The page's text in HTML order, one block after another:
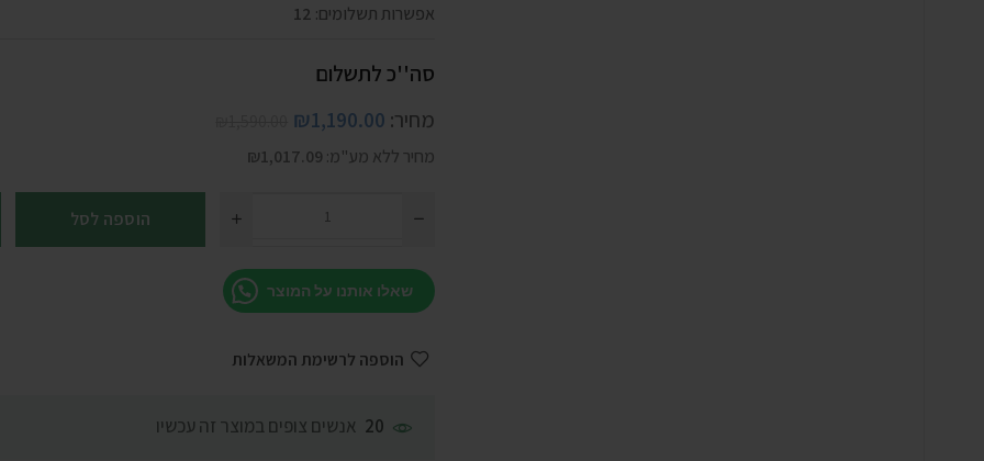
אפשרות תשלומים: 12
סה''כ לתשלום
מחיר:
₪1,190.00
מחיר ללא מע"מ: ₪1,017.09
הוספה לסל
שאלו אותנו על המוצר
הוספה לרשימת המשאלות
20 אנשים צופים במוצר זה עכשיו